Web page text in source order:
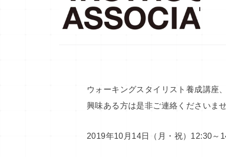
ウォーキングスタイリスト養成講座
興味ある方は是非ご連絡くださいま
2019年10月14日（月・祝）12:30